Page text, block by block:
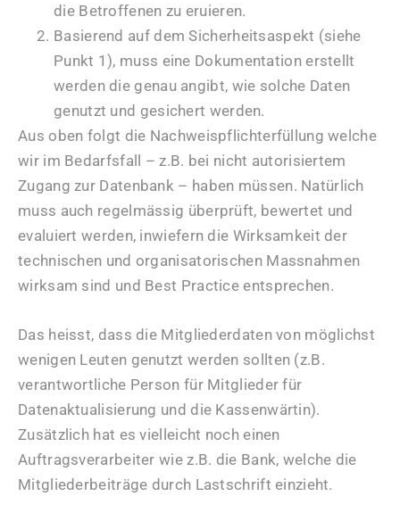
die Betroffenen zu eruieren.
Basierend auf dem Sicherheitsaspekt (siehe
Punkt 1), muss eine Dokumentation erstellt
werden die genau angibt, wie solche Daten
genutzt und gesichert werden.
Aus oben folgt die Nachweispflichterfüllung welche
wir im Bedarfsfall – z.B. bei nicht autorisiertem
Zugang zur Datenbank – haben müssen. Natürlich
muss auch regelmässig überprüft, bewertet und
evaluiert werden, inwiefern die Wirksamkeit der
technischen und organisatorischen Massnahmen
wirksam sind und Best Practice entsprechen.
Das heisst, dass die Mitgliederdaten von möglichst
wenigen Leuten genutzt werden sollten (z.B.
verantwortliche Person für Mitglieder für
Datenaktualisierung und die Kassenwärtin).
Zusätzlich hat es vielleicht noch einen
Auftragsverarbeiter wie z.B. die Bank, welche die
Mitgliederbeiträge durch Lastschrift einzieht.